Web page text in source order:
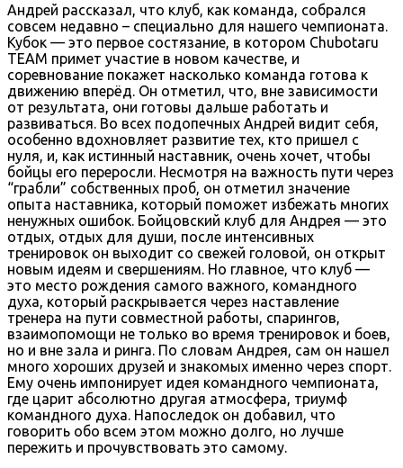
Андрей рассказал, что клуб, как команда, собрался
совсем недавно – специально для нашего чемпионата.
Кубок — это первое состязание, в котором Chubotaru
TEAM примет участие в новом качестве, и
соревнование покажет насколько команда готова к
движению вперёд. Он отметил, что, вне зависимости
от результата, они готовы дальше работать и
развиваться. Во всех подопечных Андрей видит себя,
особенно вдохновляет развитие тех, кто пришел с
нуля, и, как истинный наставник, очень хочет, чтобы
бойцы его переросли. Несмотря на важность пути через
“грабли” собственных проб, он отметил значение
опыта наставника, который поможет избежать многих
ненужных ошибок. Бойцовский клуб для Андрея — это
отдых, отдых для души, после интенсивных
тренировок он выходит со свежей головой, он открыт
новым идеям и свершениям. Но главное, что клуб —
это место рождения самого важного, командного
духа, который раскрывается через наставление
тренера на пути совместной работы, спарингов,
взаимопомощи не только во время тренировок и боев,
но и вне зала и ринга. По словам Андрея, сам он нашел
много хороших друзей и знакомых именно через спорт.
Ему очень импонирует идея командного чемпионата,
где царит абсолютно другая атмосфера, триумф
командного духа. Напоследок он добавил, что
говорить обо всем этом можно долго, но лучше
пережить и прочувствовать это самому.